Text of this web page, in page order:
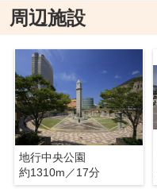
周辺施設
地行中央公園
約1310m／17分